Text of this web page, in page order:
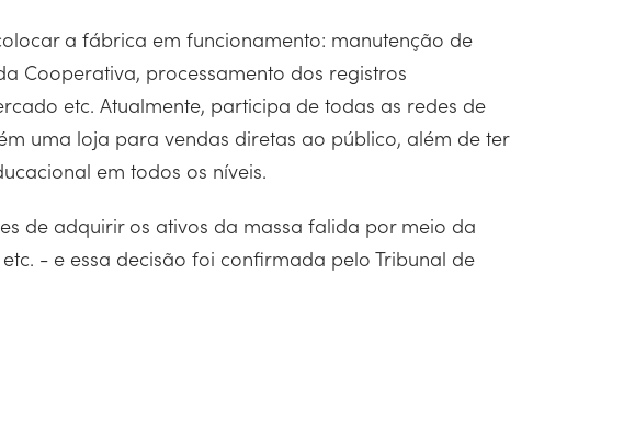
a fábrica em funcionamento: manutenção de
Cooperativa, processamento dos registros
etc. Atualmente, participa de todas as redes de
uma loja para vendas diretas ao público, além de ter
em todos os níveis.
de adquirir os ativos da massa falida por meio da
- e essa decisão foi confirmada pelo Tribunal de